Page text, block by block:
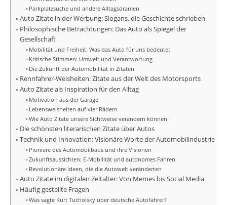
Parkplatzsuche und andere Alltagsdramen
Auto Zitate in der Werbung: Slogans, die Geschichte schrieben
Philosophische Betrachtungen: Das Auto als Spiegel der
Gesellschaft
Mobilität und Freiheit: Was das Auto für uns bedeutet
Kritische Stimmen: Umwelt und Verantwortung
Die Zukunft der Automobilität in Zitaten
Rennfahrer-Weisheiten: Zitate aus der Welt des Motorsports
Auto Zitate als Inspiration für den Alltag
Motivation aus der Garage
Lebensweisheiten auf vier Rädern
Wie Auto Zitate unsere Sichtweise verändern können
Die schönsten literarischen Zitate über Autos
Technik und Innovation: Visionäre Worte der Automobilindustrie
Pioniere des Automobilbaus und ihre Visionen
Zukunftsaussichten: E-Mobilität und autonomes Fahren
Revolutionäre Ideen, die die Autowelt veränderten
Auto Zitate im digitalen Zeitalter: Von Memes bis Social Media
Häufig gestellte Fragen
Was sagte Kurt Tucholsky über deutsche Autofahrer?